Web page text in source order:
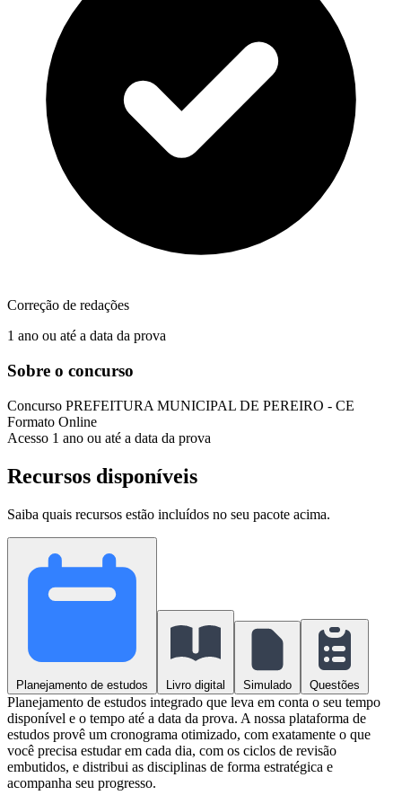
Correção de redações
1 ano ou até a data da prova
Sobre o concurso
Concurso PREFEITURA MUNICIPAL DE PEREIRO - CE
Formato Online
Acesso 1 ano ou até a data da prova
Recursos disponíveis
Saiba quais recursos estão incluídos no seu pacote acima.
Planejamento de estudos Livro digital Simulado Questões
Planejamento de estudos integrado que leva em conta o seu tempo
disponível e o tempo até a data da prova. A nossa plataforma de
estudos provê um cronograma otimizado, com exatamente o que
você precisa estudar em cada dia, com os ciclos de revisão
embutidos, e distribui as disciplinas de forma estratégica e
acompanha seu progresso.